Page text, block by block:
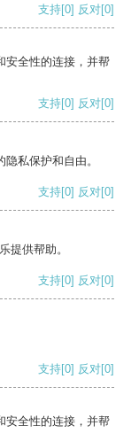
支持[0] 反对[0]
安全性的连接，并帮
支持[0] 反对[0]
私保护和自由。
支持[0] 反对[0]
提供帮助。
支持[0] 反对[0]
支持[0] 反对[0]
安全性的连接，并帮